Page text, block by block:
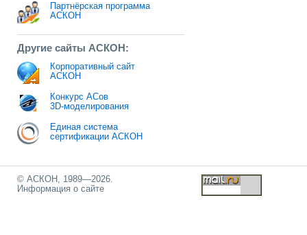
Партнёрская программа
АСКОН
Другие сайты АСКОН:
Корпоративный сайт
АСКОН
Конкурс АСов
3D-моделирования
Единая система
сертификации АСКОН
© АСКОН, 1989—2026.
Информация о сайте